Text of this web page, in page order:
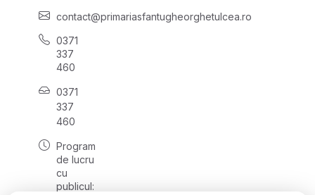
contact@primariasfantugheorghetulcea.ro
0371
337
460
0371
337
460
Program
de lucru
cu
publicul: